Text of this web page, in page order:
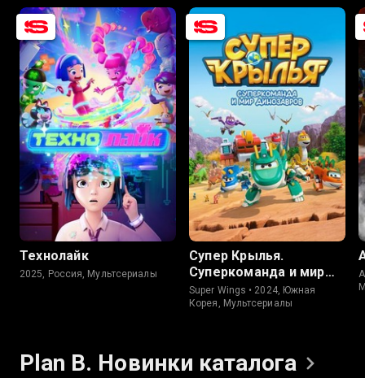
Технолайк
2025, Россия, Мультсериалы
8.4
Супер Крылья.
Суперкоманда и мир
динозавров
Super Wings • 2024, Южная
Корея, Мультсериалы
Plan B. Новинки каталога